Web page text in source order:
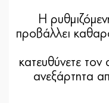
Η
προβάλλει
κατευθύνετε
ανεξάρτητα